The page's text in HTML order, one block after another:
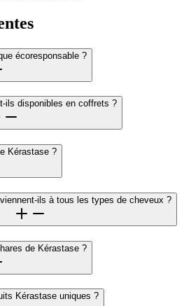
écoresponsable ?
ils disponibles en coffrets ?
Kérastase ?
ils à tous les types de cheveux ?
de Kérastase ?
Kérastase uniques ?